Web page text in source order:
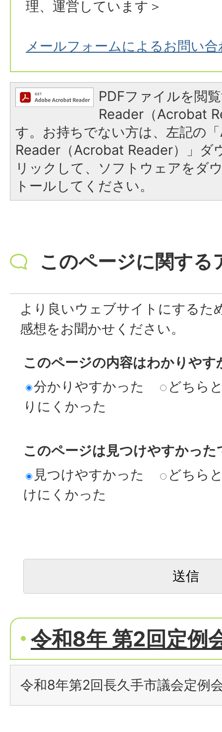
理、運営しています＞
メールフォームによるお問い合
PDFファイルを閲
Reader（Acrobat
す。お持ちでない方は、左記の
Reader（Acrobat Reader）」ダ
リックして、ソフトウェアをダ
トールしてください。
このページに関する
より良いウェブサイトにするた
感想をお聞かせください。
このページの内容はわかりやす
分かりやすかった
どちら
りにくかった
このページは見つけやすかった
見つけやすかった
どちら
けにくかった
令和8年 第2回定例
令和8年第2回長久手市議会定例